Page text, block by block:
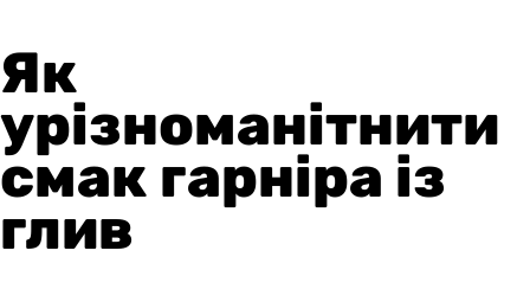
Як
урізноманітнити
смак гарніра із
глив